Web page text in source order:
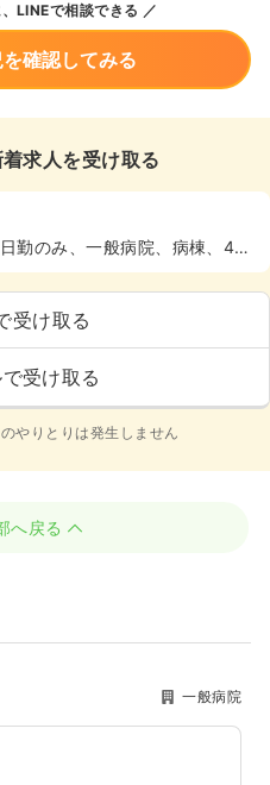
LINEで相談できる
確認してみる
求人を受け取る
勤のみ、一般病院、病棟、4週
受け取る
受け取る
やりとりは発生しません
へ戻る
一般病院